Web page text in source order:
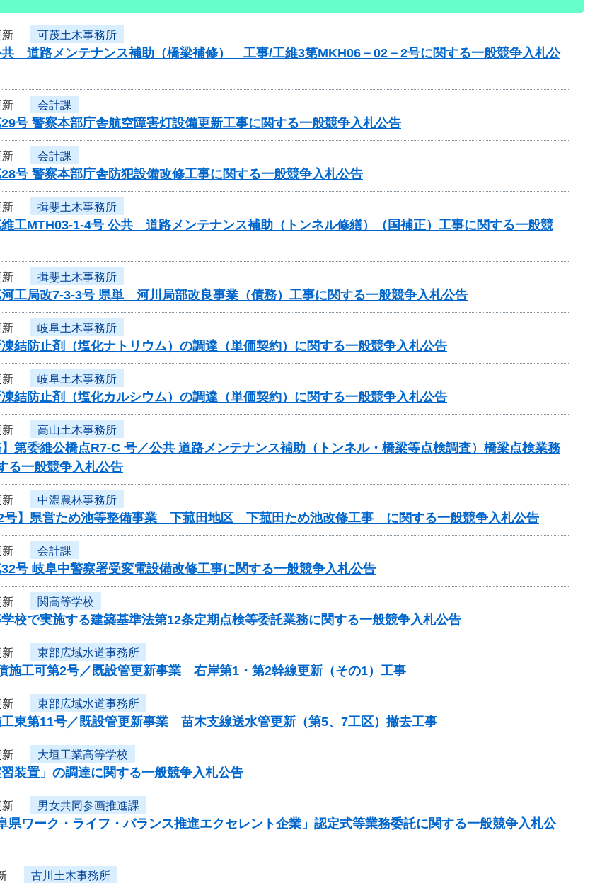
新 可茂土木事務所
共 道路メンテナンス補助（橋梁補修） 工事/工維3第MKH06－02－2号に関する一般競争入札公
新 会計課
29号 警察本部庁舎航空障害灯設備更新工事に関する一般競争入札公告
新 会計課
28号 警察本部庁舎防犯設備改修工事に関する一般競争入札公告
新 揖斐土木事務所
維工MTH03-1-4号 公共 道路メンテナンス補助（トンネル修繕）（国補正）工事に関する一般競
新 揖斐土木事務所
河工局改7-3-3号 県単 河川局部改良事業（債務）工事に関する一般競争入札公告
新 岐阜土木事務所
結防止剤（塩化ナトリウム）の調達（単価契約）に関する一般競争入札公告
新 岐阜土木事務所
結防止剤（塩化カルシウム）の調達（単価契約）に関する一般競争入札公告
新 高山土木事務所
】第委維公橋点R7-C 号／公共 道路メンテナンス補助（トンネル・橋梁等点検調査）橋梁点検業務
る一般競争入札公告
新 中濃農林事務所
号】県営ため池等整備事業 下菰田地区 下菰田ため池改修工事 に関する一般競争入札公告
新 会計課
32号 岐阜中警察署受変電設備改修工事に関する一般競争入札公告
新 関高等学校
校で実施する建築基準法第12条定期点検等委託業務に関する一般競争入札公告
新 東部広域水道事務所
施工可第2号／既設管更新事業 右岸第1・第2幹線更新（その1）工事
新 東部広域水道事務所
工東第11号／既設管更新事業 苗木支線送水管更新（第5、7工区）撤去工事
新 大垣工業高等学校
習装置」の調達に関する一般競争入札公告
新 男女共同参画推進課
県ワーク・ライフ・バランス推進エクセレント企業」認定式等業務委託に関する一般競争入札公
古川土木事務所